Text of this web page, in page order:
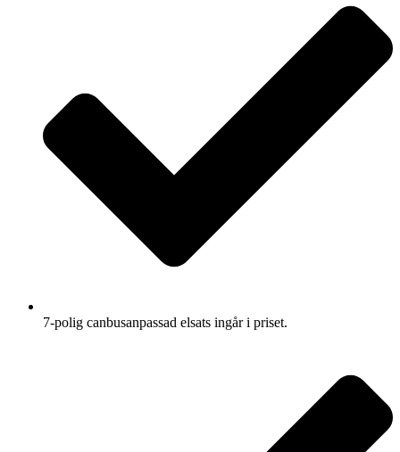
7-polig canbusanpassad elsats ingår i priset.